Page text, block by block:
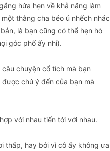
hứa hẹn về khả năng làm
thằng cha béo ú nhếch nhác
là bạn cũng có thể hẹn hò
góc phố ấy nhỉ).
chuyện cổ tích mà bạn
chú ý đến của bạn mà
với nhau tiến tới với nhau.
thấp, hay bởi vì cô ấy không ưa